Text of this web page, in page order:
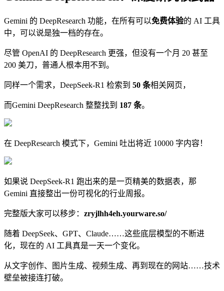
Gemini 的 DeepResearch 功能，在所有可以免费体验的 AI 工具
中，可以说是独一档的存在。
尽管 OpenAI 的 DeepResearch 更强，但没有一个月 20 甚至
200 美刀，普通人根本用不到。
同样一个需求，DeepSeek-R1 检索到 50 条相关网页，
而Gemini DeepResearch 整整找到 187 条。
在 DeepResearch 模式下，Gemini 吐出将近 10000 字内容！
如果说 DeepSeek-R1 跑出来的是一页精美的数据表，那
Gemini 直接整出一份可视化的行业周报。
完整版大家可以移步： zryjlhh4eh.yourware.so/
随着 DeepSeek、GPT、Claude……这些底层模型的不断进
化，现在的 AI 工具真是一天一个变化。
从文字创作、图片生成、视频生成、再到现在的网站……技术
壁垒被接连打破。